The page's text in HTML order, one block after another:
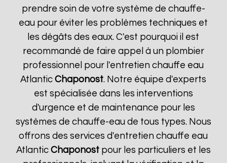
prendre soin de votre système de chauffe-
eau pour éviter les problèmes techniques et
les dégâts des eaux. C'est pourquoi il est
recommandé de faire appel à un plombier
professionnel pour l'entretien chauffe eau
AtlanticChaponost. Notre équipe d'experts
est spécialisée dans les interventions
d'urgence et de maintenance pour les
systèmes de chauffe-eau de tous types. Nous
offrons des services d'entretien chauffe eau
Atlantic Chaponostpour les particuliers et les